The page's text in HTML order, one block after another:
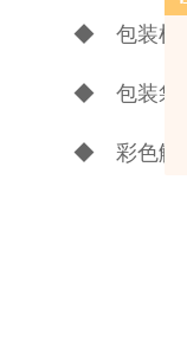
◆ 包装机采
◆ 包装袋的
◆ 彩色触摸